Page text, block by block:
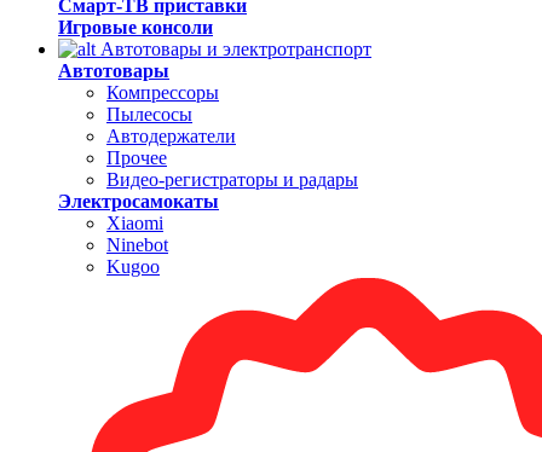
Смарт-ТВ приставки
Игровые консоли
Автотовары и электротранспорт
Автотовары
Компрессоры
Пылесосы
Автодержатели
Прочее
Видео-регистраторы и радары
Электросамокаты
Xiaomi
Ninebot
Kugoo